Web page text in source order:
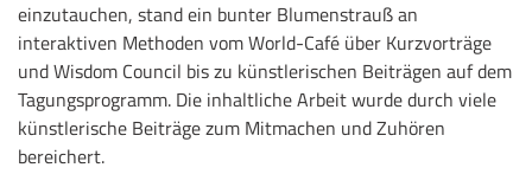
einzutauchen, stand ein bunter Blumenstrauß an
interaktiven Methoden vom World-Café über Kurzvorträge
und Wisdom Council bis zu künstlerischen Beiträgen auf dem
Tagungsprogramm. Die inhaltliche Arbeit wurde durch viele
künstlerische Beiträge zum Mitmachen und Zuhören
bereichert.